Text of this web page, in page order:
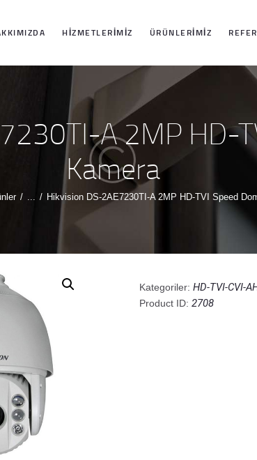
HIZMETLERIMIZ ÜRÜNLERIMIZ
A 2MP HD-
Kamera
... Hikvision DS-2AE7230TI-A 2MP HD-TVI Speed
Kategoriler: HD-TVI-CVI-
Product ID: 2708